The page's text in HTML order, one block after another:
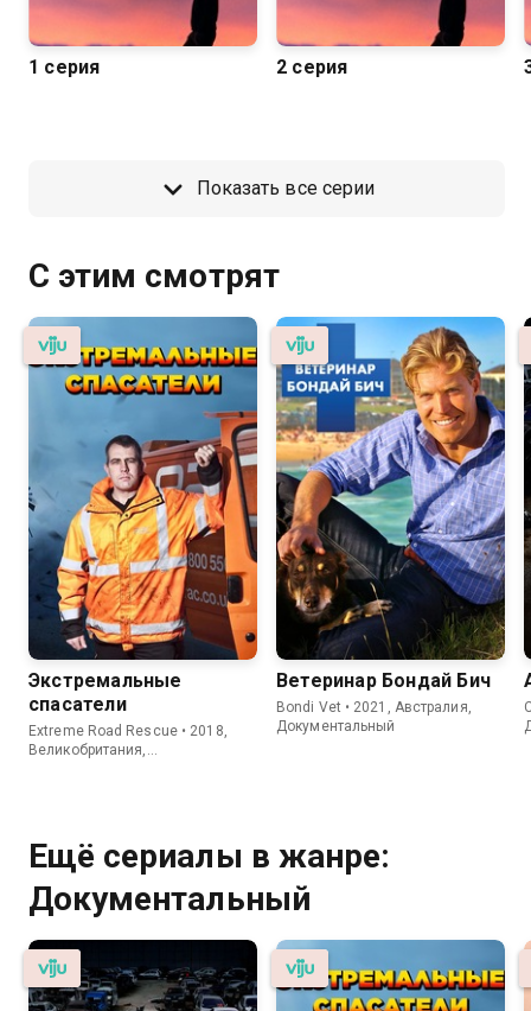
1 серия 2 серия
Показать все серии
С этим смотрят
Экстремальные
спасатели
Extreme Road Rescue • 2018,
Великобритания,
Ветеринар Бондай Бич
Bondi Vet • 2021, Австралия,
Документальный
Ещё сериалы в жанре:
Документальный